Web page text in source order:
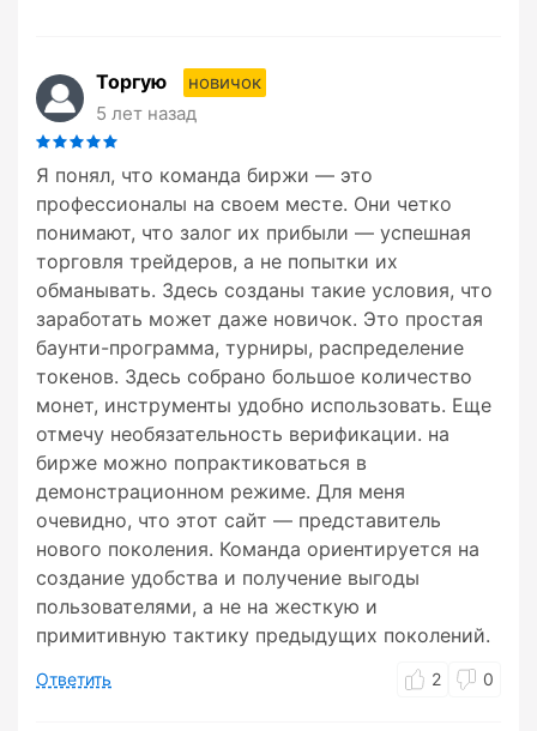
Торгую
новичок
5 лет назад
Я понял, что команда биржи — это
профессионалы на своем месте. Они четко
понимают, что залог их прибыли — успешная
торговля трейдеров, а не попытки их
обманывать. Здесь созданы такие условия, что
заработать может даже новичок. Это простая
баунти-программа, турниры, распределение
токенов. Здесь собрано большое количество
монет, инструменты удобно использовать. Еще
отмечу необязательность верификации. на
бирже можно попрактиковаться в
демонстрационном режиме. Для меня
очевидно, что этот сайт — представитель
нового поколения. Команда ориентируется на
создание удобства и получение выгоды
пользователями, а не на жесткую и
примитивную тактику предыдущих поколений.
Ответить 2 0